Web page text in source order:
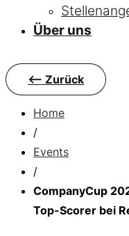
Über uns
<-- Zurück
Home
/
Events
/
CompanyCup
Top-Scorer bei